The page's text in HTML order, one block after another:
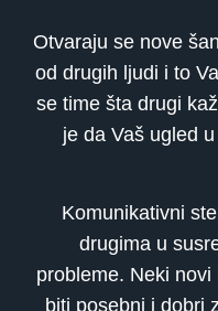
Otvaraju se nove
od drugih ljudi i to
se time šta drugi
je da Vaš ugled
Komunikativni
drugima u
probleme. Neki
biti posebni i dobri